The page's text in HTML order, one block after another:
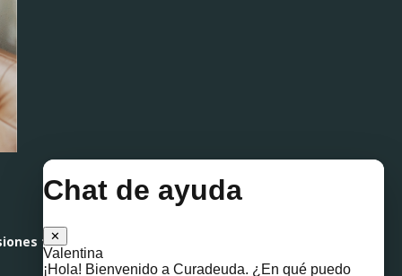
frecuentes